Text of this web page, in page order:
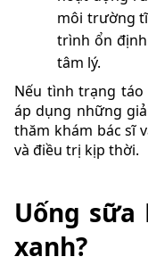
môi trường
trình ổn
tâm lý.
Nếu tình trạng
áp dụng những
thăm khám bác sĩ
và điều trị kịp thời.
Uống
xanh?